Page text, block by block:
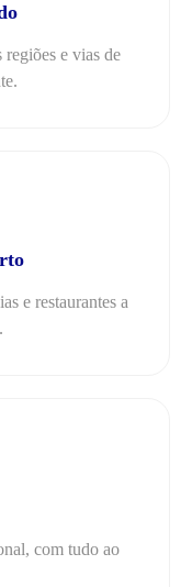
e vias de
e restaurantes a
com tudo ao